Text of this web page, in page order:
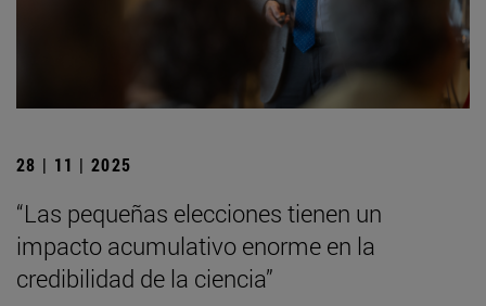
28 | 11 | 2025
“Las pequeñas elecciones tienen un
impacto acumulativo enorme en la
credibilidad de la ciencia”